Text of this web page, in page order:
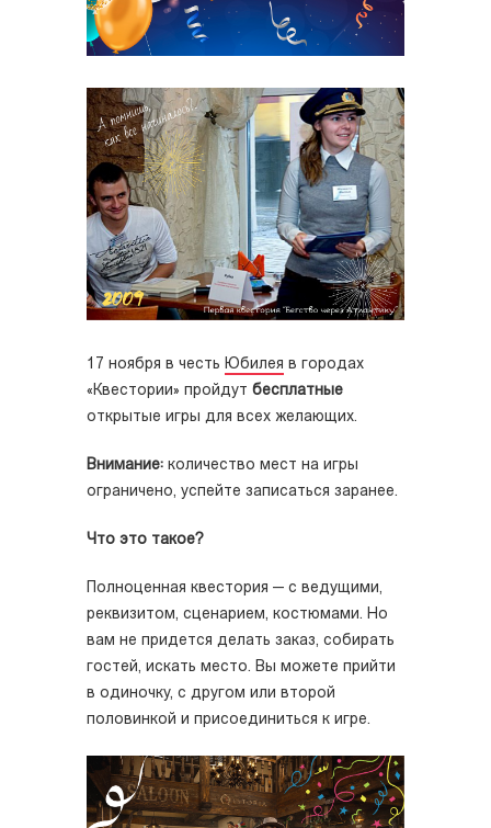
17 ноября в честь Юбилея в городах
«Квестории» пройдут бесплатные
открытые игры для всех желающих.
Внимание: количество мест на игры
ограничено, успейте записаться заранее.
Что это такое?
Полноценная квестория — с ведущими,
реквизитом, сценарием, костюмами. Но
вам не придется делать заказ, собирать
гостей, искать место. Вы можете прийти
в одиночку, с другом или второй
половинкой и присоединиться к игре.